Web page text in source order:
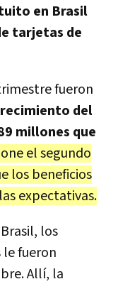
en Brasil
tarjetas de
fueron
del
millones que
el segundo
los beneficios
expectativas.
los
fueron
Allí, la